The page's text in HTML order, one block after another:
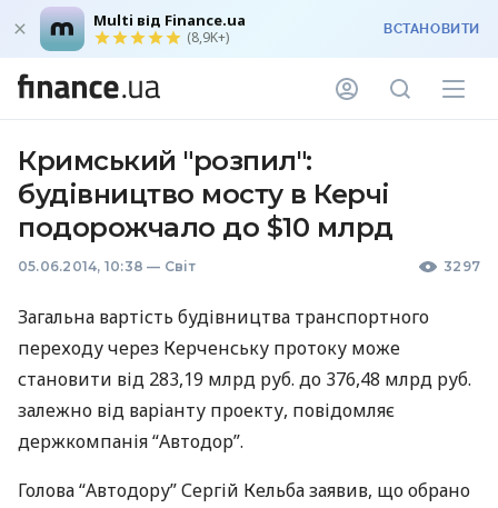
Multi від Finance.ua
(8,9K+) ВСТАНОВИТИ
Кримський "розпил":
будівництво мосту в Керчі
подорожчало до $10 млрд
05.06.2014, 10:38 — Світ 3297
Загальна вартість будівництва транспортного
переходу через Керченську протоку може
становити від 283,19 млрд руб. до 376,48 млрд руб.
залежно від варіанту проекту, повідомляє
держкомпанія “Автодор”.
Голова “Автодору” Сергій Кельба заявив, що обрано